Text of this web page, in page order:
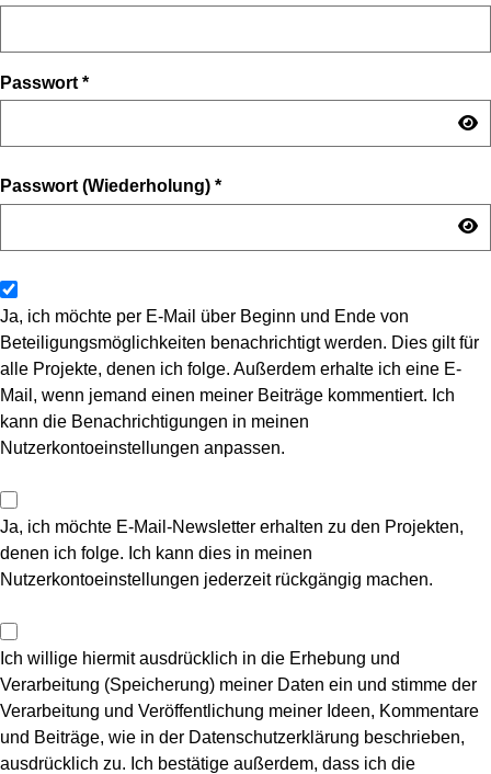
Passwort *
Passwort (Wiederholung) *
Ja, ich möchte per E-Mail über Beginn und Ende von
Beteiligungsmöglichkeiten benachrichtigt werden. Dies gilt für
alle Projekte, denen ich folge. Außerdem erhalte ich eine E-
Mail, wenn jemand einen meiner Beiträge kommentiert. Ich
kann die Benachrichtigungen in meinen
Nutzerkontoeinstellungen anpassen.
Ja, ich möchte E-Mail-Newsletter erhalten zu den Projekten,
denen ich folge. Ich kann dies in meinen
Nutzerkontoeinstellungen jederzeit rückgängig machen.
Ich willige hiermit ausdrücklich in die Erhebung und
Verarbeitung (Speicherung) meiner Daten ein und stimme der
Verarbeitung und Veröffentlichung meiner Ideen, Kommentare
und Beiträge, wie in der Datenschutzerklärung beschrieben,
ausdrücklich zu. Ich bestätige außerdem, dass ich die